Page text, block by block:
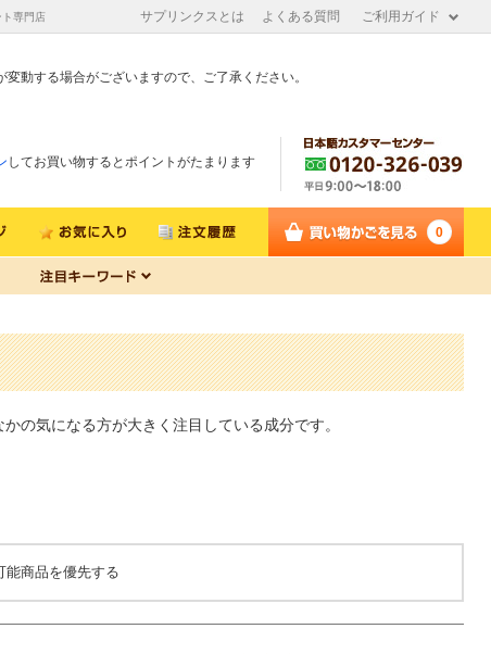
専門店 サプリンクスとは よくある質問 ご利用ガイド
動する場合がございますので、ご了承ください。
してお買い物するとポイントがたまります
0
の気になる方が大きく注目している成分です。
能商品を優先する